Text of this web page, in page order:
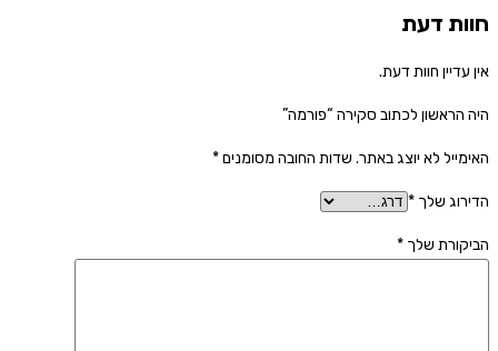
חוות דעת
אין עדיין חוות דעת.
היה הראשון לכתוב סקירה “פורמה”
האימייל לא יוצג באתר. שדות החובה מסומנים*
הדירוג שלך *
הביקורת שלך *